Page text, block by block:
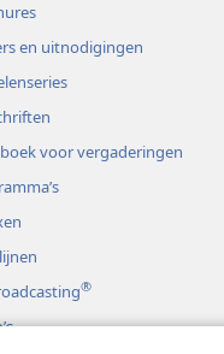
en uitnodigingen
voor vergaderingen
®